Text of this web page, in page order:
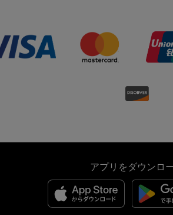
アプリをダウンロ